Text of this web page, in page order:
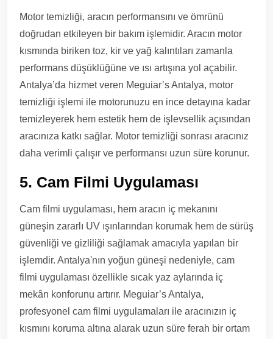
Motor temizliği, aracın performansını ve ömrünü
doğrudan etkileyen bir bakım işlemidir. Aracın motor
kısmında biriken toz, kir ve yağ kalıntıları zamanla
performans düşüklüğüne ve ısı artışına yol açabilir.
Antalya’da hizmet veren Meguiar’s Antalya, motor
temizliği işlemi ile motorunuzu en ince detayına kadar
temizleyerek hem estetik hem de işlevsellik açısından
aracınıza katkı sağlar. Motor temizliği sonrası aracınız
daha verimli çalışır ve performansı uzun süre korunur.
5. Cam Filmi Uygulaması
Cam filmi uygulaması, hem aracın iç mekanını
güneşin zararlı UV ışınlarından korumak hem de sürüş
güvenliği ve gizliliği sağlamak amacıyla yapılan bir
işlemdir. Antalya'nın yoğun güneşi nedeniyle, cam
filmi uygulaması özellikle sıcak yaz aylarında iç
mekân konforunu artırır. Meguiar’s Antalya,
profesyonel cam filmi uygulamaları ile aracınızın iç
kısmını koruma altına alarak uzun süre ferah bir ortam